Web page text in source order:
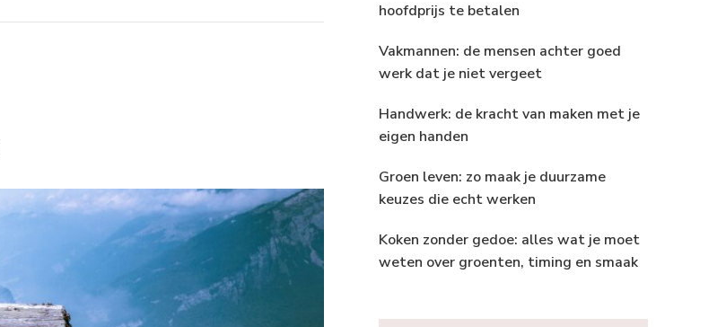
hoofdprijs te betalen
Vakmannen: de mensen achter goed
werk dat je niet vergeet
Handwerk: de kracht van maken met je
eigen handen
Groen leven: zo maak je duurzame
keuzes die echt werken
Koken zonder gedoe: alles wat je moet
weten over groenten, timing en smaak